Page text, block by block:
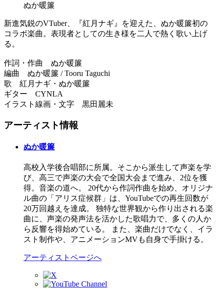
ぬか暖簾
新進気鋭のVTuber、『紅月ナギ』を迎えた、ぬか暖簾初の
コラボ楽曲。表現者としての生き様を二人で熱く歌い上げ
る。
作詞・作曲 ぬか暖簾
編曲 ぬか暖簾 / Tooru Taguchi
歌 紅月ナギ・ぬか暖簾
ギター CYNLA
イラスト線画・文字 黒田麗未
アーティスト情報
ぬか暖簾
高校入学後合唱部に所属。そこから派生して声楽を学
び、高三で声楽の大会で全国大会まで進み、2位を獲
得。音楽の道へ。 20代から作詞作曲を始め、オリジナ
ル曲の「アリス症候群」は、YouTubeでの再生回数が
20万回越えを達成。 独特な世界観から作り出される楽
曲に、声楽の発声法を活かした歌唱力で、多くの人か
ら反響を得始めている。 また、楽曲だけでなく、イラ
スト制作や、アニメーションMVも自身で手掛ける。
アーティストページへ